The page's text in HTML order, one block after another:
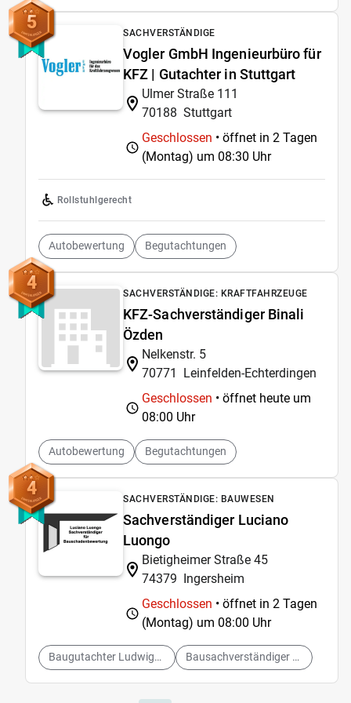
5 SACHVERSTÄNDIGE
Vogler GmbH Ingenieurbüro für
KFZ | Gutachter in Stuttgart
Ulmer Straße 111
70188 Stuttgart
Geschlossen • öffnet in 2 Tagen
(Montag) um 08:30 Uhr
Rollstuhlgerecht
Autobewertung Begutachtungen
4 SACHVERSTÄNDIGE: KRAFTFAHRZEUGE
KFZ-Sachverständiger Binali
Özden
Nelkenstr. 5
70771
Leinfelden-Echterdingen
Geschlossen • öffnet heute um
08:00 Uhr
Autobewertung Begutachtungen
4 SACHVERSTÄNDIGE: BAUWESEN
Sachverständiger Luciano
Luongo
Bietigheimer Straße 45
74379 Ingersheim
Geschlossen • öffnet in 2 Tagen
(Montag) um 08:00 Uhr
Baugutachter Ludwigsburg Bausachverständiger Ludwigsburg